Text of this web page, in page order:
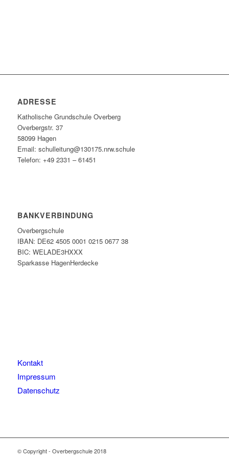
ADRESSE
Katholische Grundschule Overberg
Overbergstr. 37
58099 Hagen
Email: schulleitung@130175.nrw.schule
Telefon: +49 2331 – 61451
BANKVERBINDUNG
Overbergschule
IBAN: DE62 4505 0001 0215 0677 38
BIC: WELADE3HXXX
Sparkasse HagenHerdecke
Kontakt
Impressum
Datenschutz
© Copyright - Overbergschule 2018